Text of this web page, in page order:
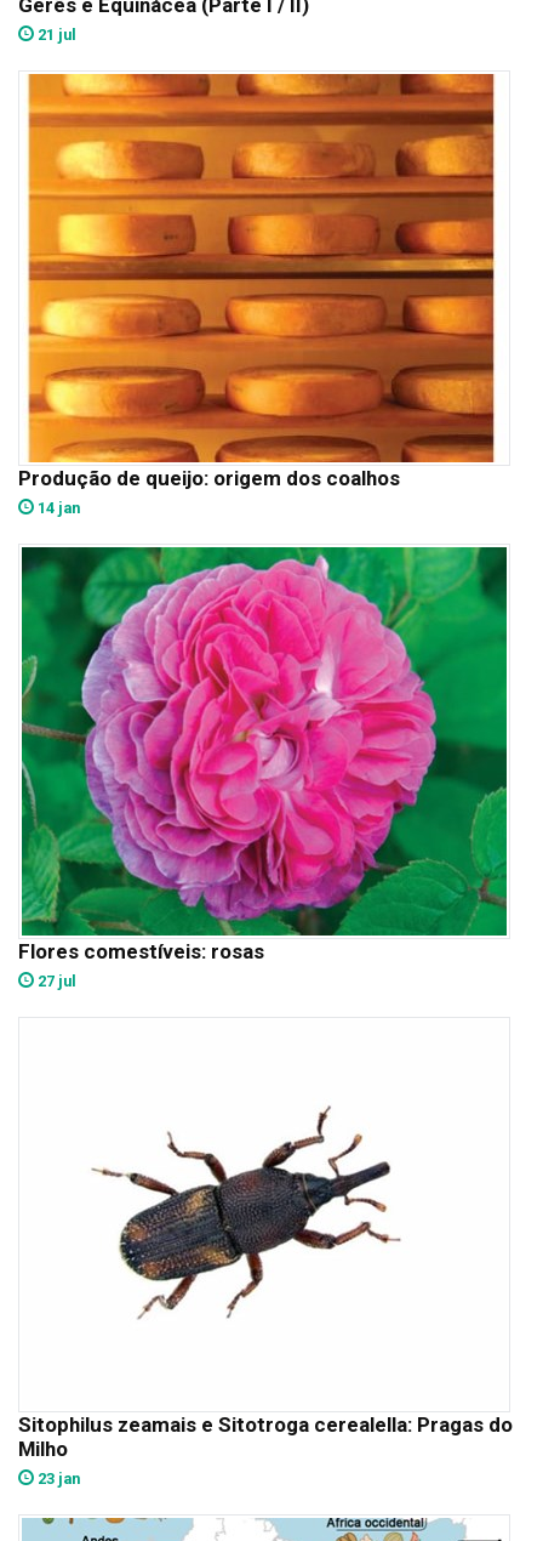
21 jul
Produção de queijo: origem dos coalhos
14 jan
Flores comestíveis: rosas
27 jul
Sitophilus zeamais e Sitotroga cerealella: Pragas do
Milho
23 jan